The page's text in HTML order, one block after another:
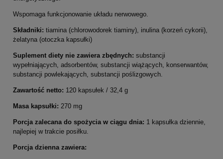
Wspomaga funkcjonowanie układu nerwowego.
Składniki: tiamina (chlorowodorek tiaminy), inulina (korzeń cykorii),
żelatyna (otoczka kapsułki)
Suplement diety nie zawiera zbędnych: substancji
wypełniających, adsorbentów, substancji wiążących, konserwantów,
substancji powlekających, substancji poślizgowych.
Zawartość netto: 120 kapsułek / 32,4 g
Masa kapsułki: 270 mg
Porcja zalecana do spożycia w ciągu dnia: 1 kapsułka dziennie,
najlepiej w trakcie posiłku.
Porcja dzienna zawiera: